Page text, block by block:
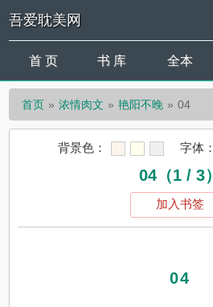
吾爱耽美网
首 页 书 库 全本
首页 浓情肉文 艳阳不晚 04
背景色： 字体：
04（1 / 3）
加入书签
04